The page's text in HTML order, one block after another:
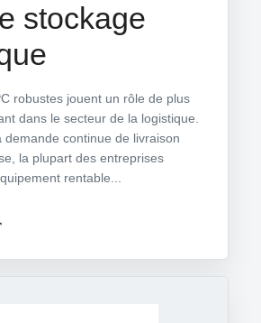
stockage
robustes jouent un rôle de plus
dans le secteur de la logistique.
demande continue de livraison
la plupart des entreprises
rentable...